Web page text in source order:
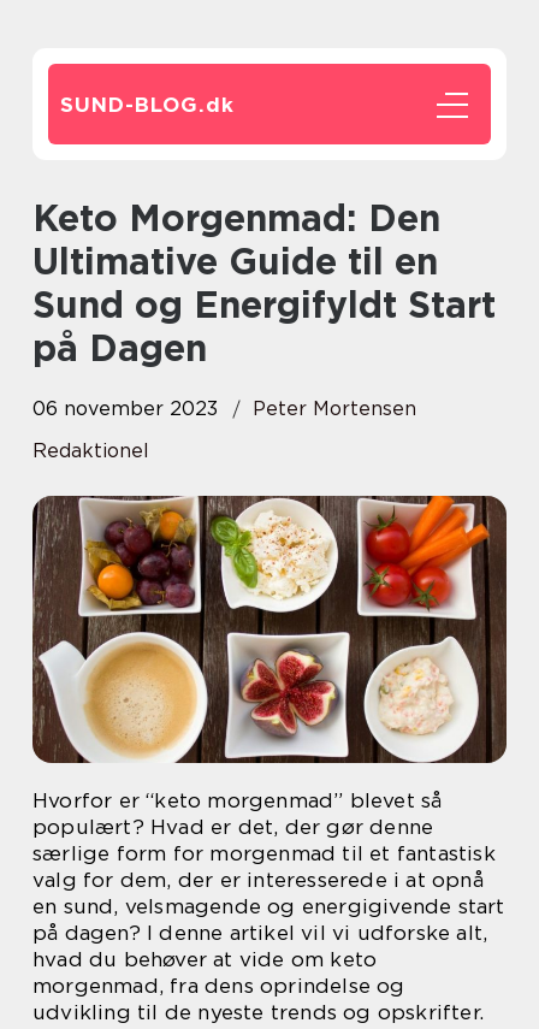
SUND-BLOG.dk
Keto Morgenmad: Den
Ultimative Guide til en
Sund og Energifyldt Start
på Dagen
06 november 2023
Peter Mortensen
Redaktionel
Hvorfor er “keto morgenmad” blevet så
populært? Hvad er det, der gør denne
særlige form for morgenmad til et fantastisk
valg for dem, der er interesserede i at opnå
en sund, velsmagende og energigivende start
på dagen? I denne artikel vil vi udforske alt,
hvad du behøver at vide om keto
morgenmad, fra dens oprindelse og
udvikling til de nyeste trends og opskrifter.